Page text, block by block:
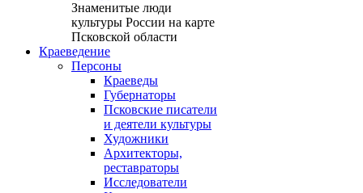
Знаменитые люди
культуры России на карте
Псковской области
Краеведение
Персоны
Краеведы
Губернаторы
Псковские писатели
и деятели культуры
Художники
Архитекторы,
реставраторы
Исследователи